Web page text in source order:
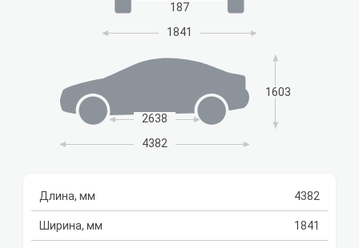
187
1841
2638
1603
4382
Длина, мм 4382
Ширина, мм 1841